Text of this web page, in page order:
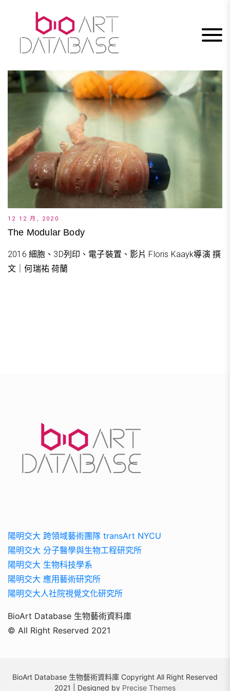
12 12 月, 2020
The Modular Body
2016 細胞、3D列印、電子裝置、影片 Floris Kaayk導演 撰
文｜何瑞祐 荷蘭
陽明交大 跨領域藝術團隊 transArt NYCU
陽明交大 分子醫學與生物工程研究所
陽明交大 生物科技學系
陽明交大 應用藝術研究所
陽明交大人社院視覺文化研究所
BioArt Database 生物藝術資料庫
© All Right Reserved 2021
BioArt Database 生物藝術資料庫 Copyright All Right Reserved
2021 | Designed by Precise Themes